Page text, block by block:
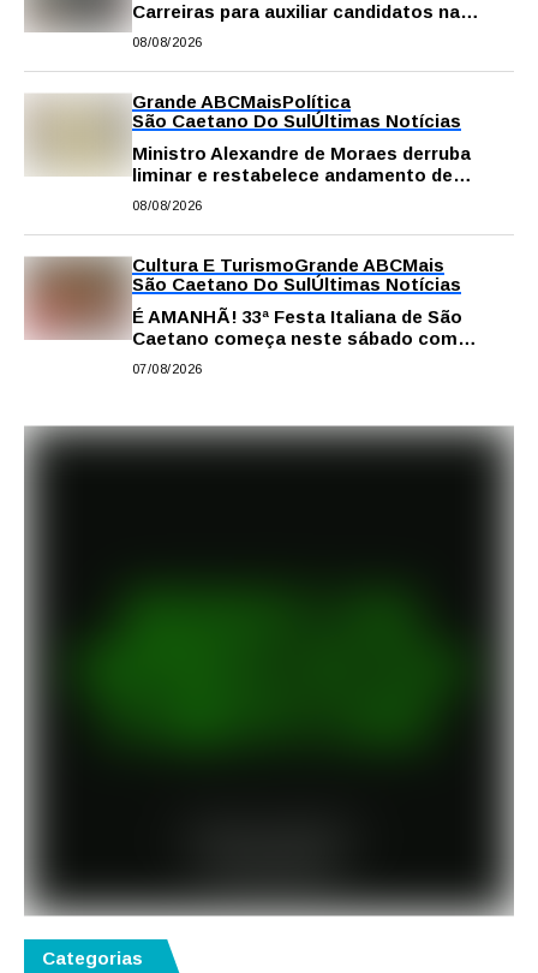
Carreiras para auxiliar candidatos na
escolha da profissão
08/08/2026
Grande ABCMaisPolítica
São Caetano Do SulÚltimas Notícias
Ministro Alexandre de Moraes derruba
liminar e restabelece andamento de
comissão processante contra vereador
08/08/2026
Cultura E TurismoGrande ABCMais
São Caetano Do SulÚltimas Notícias
É AMANHÃ! 33ª Festa Italiana de São
Caetano começa neste sábado com
gastronomia, música e solidariedade
07/08/2026
Categorias